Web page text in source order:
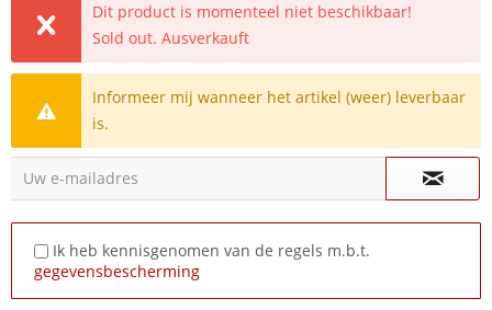
Dit product is momenteel niet beschikbaar!
Sold out. Ausverkauft
Informeer mij wanneer het artikel (weer) leverbaar
is.
Uw e-mailadres
Ik heb kennisgenomen van de regels m.b.t.
gegevensbescherming